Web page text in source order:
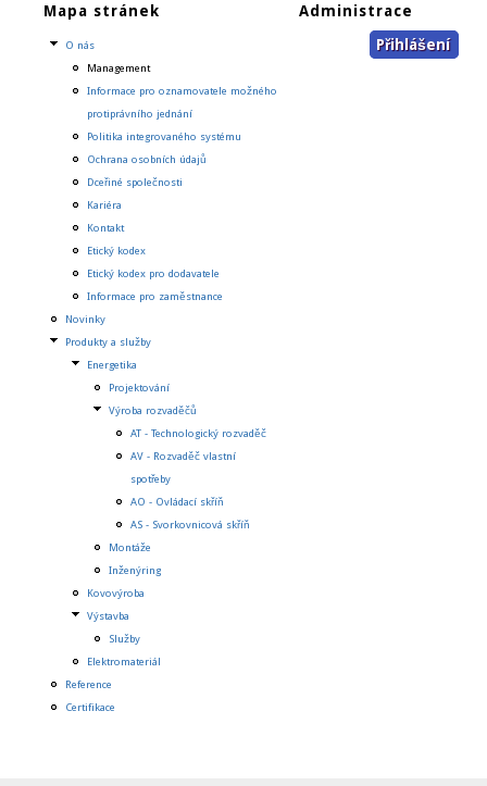
Mapa stránek
O nás
Management
Informace pro oznamovatele možného
protiprávního jednání
Politika integrovaného systému
Ochrana osobních údajů
Dceřiné společnosti
Kariéra
Kontakt
Etický kodex
Etický kodex pro dodavatele
Informace pro zaměstnance
Novinky
Produkty a služby
Energetika
Projektování
Výroba rozvaděčů
AT - Technologický rozvaděč
AV - Rozvaděč vlastní
spotřeby
AO - Ovládací skříň
AS - Svorkovnicová skříň
Montáže
Inženýring
Kovovýroba
Výstavba
Služby
Elektromateriál
Reference
Certifikace
Administrace
Přihlášení